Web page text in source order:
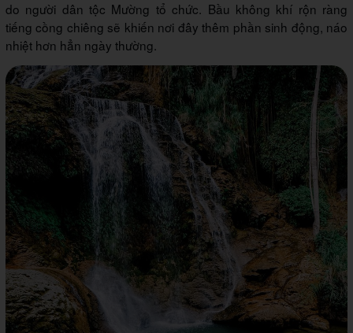
do người dân tộc Mường tổ chức. Bầu không khí rộn ràng
tiếng cồng chiêng sẽ khiến nơi đây thêm phần sinh động, náo
nhiệt hơn hẳn ngày thường.